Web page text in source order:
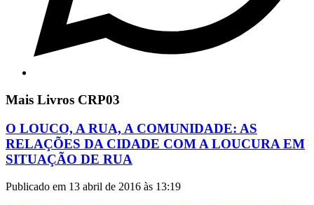
Mais Livros CRP03
O LOUCO, A RUA, A COMUNIDADE: AS
RELAÇÕES DA CIDADE COM A LOUCURA EM
SITUAÇÃO DE RUA
Publicado em 13 abril de 2016 às 13:19